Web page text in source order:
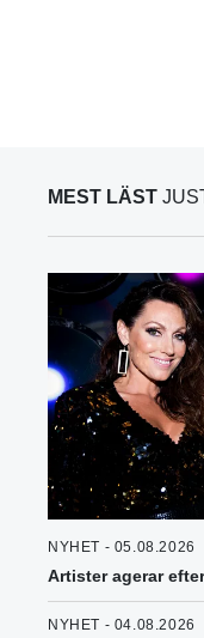
MEST LÄST
NYHET - 05.08.2026
Artister agerar
NYHET - 04.08.2026